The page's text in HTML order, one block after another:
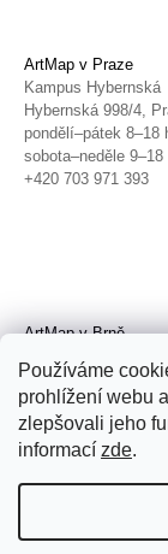
Používáme
prohlížení webu
zlepšovali jeho
informací zde.
ArtMap v Praze
Kampus Hybernská
Hybernská 998/4,
pondělí–pátek 8–18
sobota–neděle 9–18
+420 703 971 393
ArtMap v Brně
Radnická 4, Brno
úterý–pátek 11–19 h
sobota 14–19 h
+420 702 152 298